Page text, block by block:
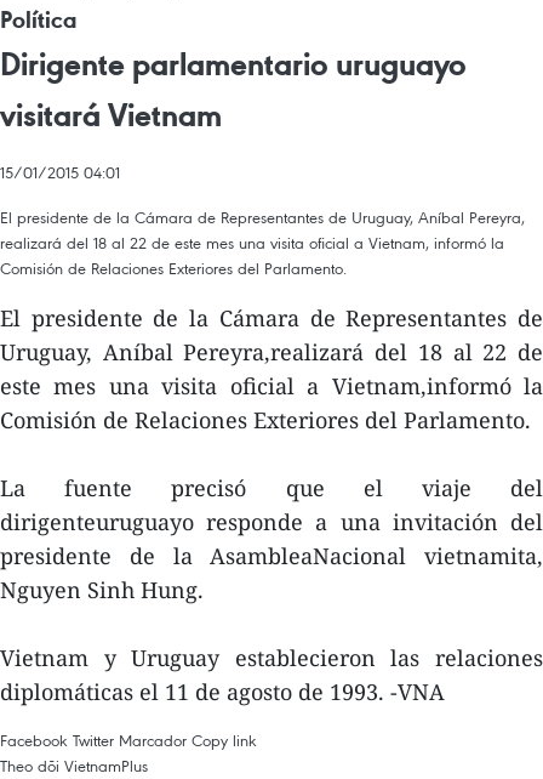
Política
Dirigente parlamentario uruguayo
visitará Vietnam
15/01/2015 04:01
El presidente de la Cámara de Representantes de Uruguay, Aníbal Pereyra,
realizará del 18 al 22 de este mes una visita oficial a Vietnam, informó la
Comisión de Relaciones Exteriores del Parlamento.
El presidente de la Cámara de Representantes de
Uruguay, Aníbal Pereyra,realizará del 18 al 22 de
este mes una visita oficial a Vietnam,informó la
Comisión de Relaciones Exteriores del Parlamento.
La fuente precisó que el viaje del
dirigenteuruguayo responde a una invitación del
presidente de la AsambleaNacional vietnamita,
Nguyen Sinh Hung.
Vietnam y Uruguay establecieron las relaciones
diplomáticas el 11 de agosto de 1993. -VNA
Facebook Twitter Marcador Copy link
Theo dõi VietnamPlus